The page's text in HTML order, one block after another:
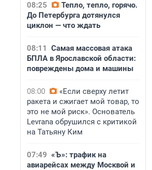
08:25
Тепло, тепло, горячо.
До Петербурга дотянулся
циклон — что ждать
08:11
Самая массовая атака
БПЛА в Ярославской области:
повреждены дома и машины
08:00
«Если сверху летит
ракета и сжигает мой товар, то
это не мой риск». Основатель
Levrana обрушился с критикой
на Татьяну Ким
07:49 «Ъ»: трафик на
авиарейсах между Москвой и